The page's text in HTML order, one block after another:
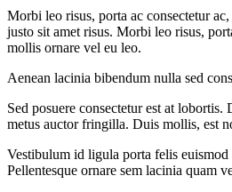
Morbi leo risus, porta ac consectetur
justo sit amet risus. Morbi leo risus,
mollis ornare vel eu leo.
Aenean lacinia bibendum nulla sed
Sed posuere consectetur est at
metus auctor fringilla. Duis mollis, est
Vestibulum id ligula porta felis euismod
Pellentesque ornare sem lacinia quam